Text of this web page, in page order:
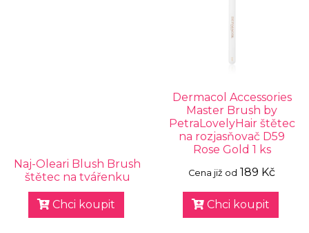
Naj-Oleari Blush Brush
štětec na tvářenku
Chci koupit
Dermacol Accessories
Master Brush by
PetraLovelyHair štětec
na rozjasňovač D59
Rose Gold 1 ks
Cena již od 189 Kč
Chci koupit